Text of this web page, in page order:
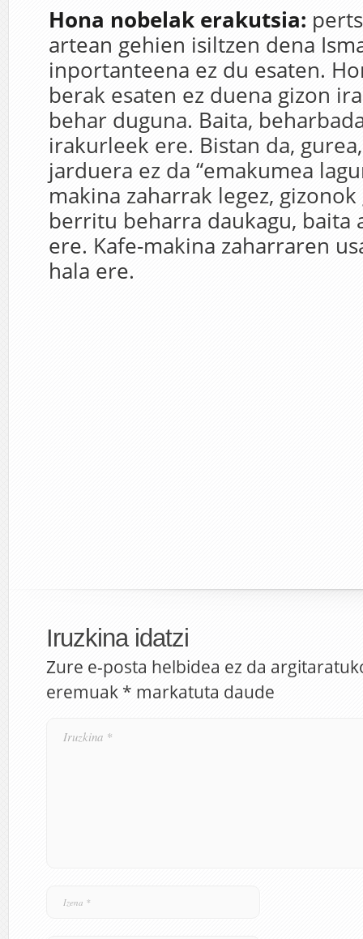
Hona nobelak erakutsia:
artean gehien isiltzen dena
inportanteena ez du esaten.
berak esaten ez duena gizon
behar duguna. Baita,
irakurleek ere. Bistan da,
jarduera ez da “emakumea
makina zaharrak legez,
berritu beharra daukagu, baita
ere. Kafe-makina zaharraren
hala ere.
Iruzkina idatzi
Zure e-posta helbidea ez da
eremuak * markatuta daude